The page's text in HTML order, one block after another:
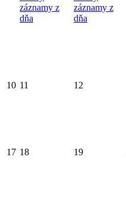
záznamy z
dňa
záznamy z
dňa
10 11 12
17 18 19